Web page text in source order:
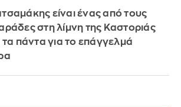
είναι ένας από τους
στη λίμνη της Καστοριάς
τα πάντα για το επάγγελμά